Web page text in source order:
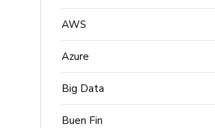
AWS
Azure
Big Data
Buen Fin